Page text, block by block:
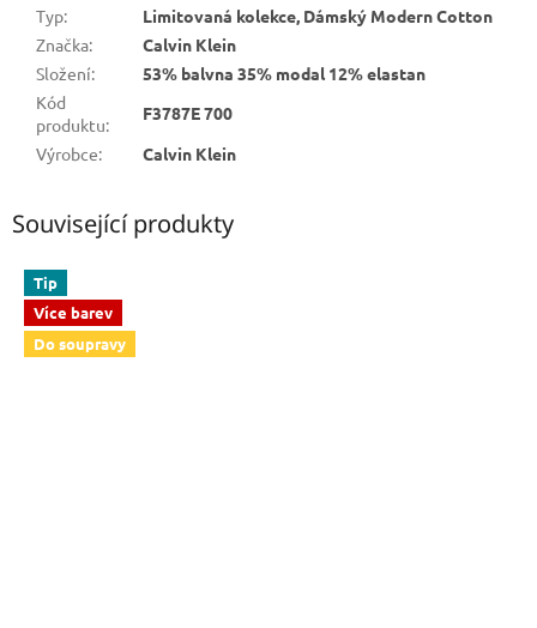
Typ:
Limitovaná kolekce, Dámský Modern Cotton
Značka:
Calvin Klein
Složení:
53% balvna 35% modal 12% elastan
Kód
produktu:
F3787E 700
Výrobce: Calvin Klein
Související produkty
Tip
Více barev
Do soupravy